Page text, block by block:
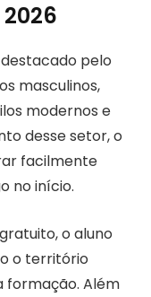
pelo
masculinos,
modernos e
desse setor, o
facilmente
no início.
o aluno
o território
formação. Além